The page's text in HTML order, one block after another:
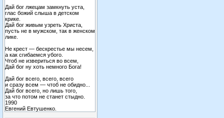
Дай бог лжецам замкнуть уста,
глас божий слыша в детском
крике.
Дай бог живым узреть Христа,
пусть не в мужском, так в женском
лике.
Не крест — бескрестье мы несем,
а как сгибаемся убого.
Чтоб не извериться во всем,
Дай бог ну хоть немного Бога!
Дай бог всего, всего, всего
и сразу всем — чтоб не обидно...
Дай бог всего, но лишь того,
за что потом не станет стыдно.
1990
Евгений Евтушенко.